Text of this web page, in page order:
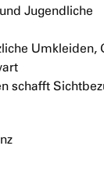
Jugendliche
Umkleiden,
schafft